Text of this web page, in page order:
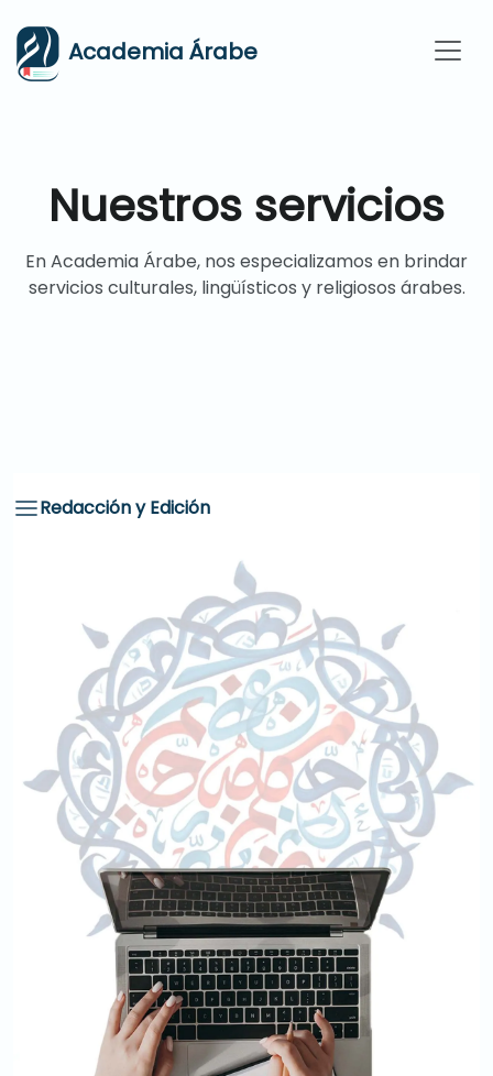
Academia Árabe
Nuestros servicios
En Academia Árabe, nos especializamos en brindar
servicios culturales, lingüísticos y religiosos árabes.
Redacción y Edición